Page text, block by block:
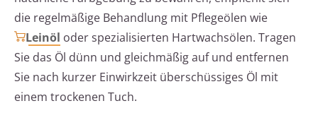
die regelmäßige Behandlung mit Pflegeölen wie
Leinöl oder spezialisierten Hartwachsölen. Tragen
Sie das Öl dünn und gleichmäßig auf und entfernen
Sie nach kurzer Einwirkzeit überschüssiges Öl mit
einem trockenen Tuch.